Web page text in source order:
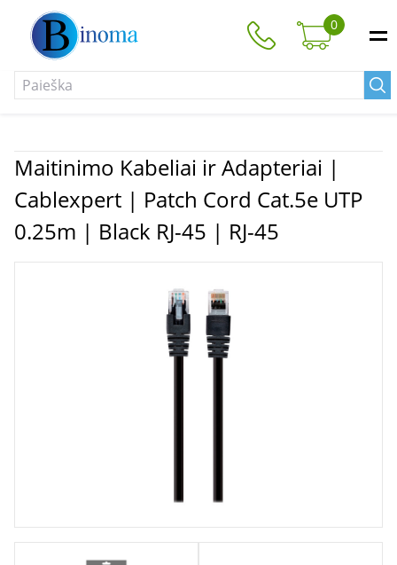
0
Maitinimo Kabeliai ir Adapteriai |
Cablexpert | Patch Cord Cat.5e UTP
0.25m | Black RJ-45 | RJ-45